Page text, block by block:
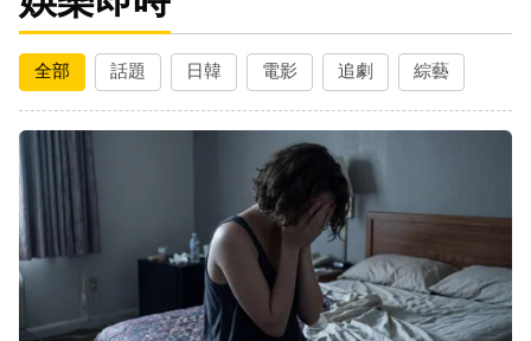
全部 話題 日韓 電影 追劇 綜藝